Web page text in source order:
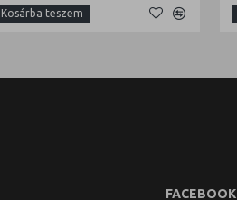
Kosárba teszem
FACEBOOK